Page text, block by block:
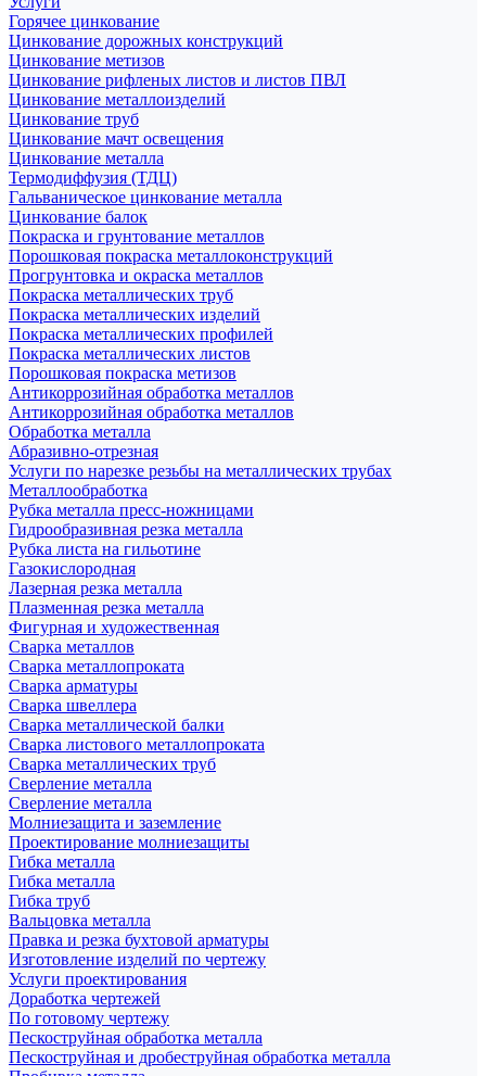
Горячее цинкование
Цинкование дорожных конструкций
Цинкование метизов
Цинкование рифленых листов и листов ПВЛ
Цинкование металлоизделий
Цинкование труб
Цинкование мачт освещения
Цинкование металла
Термодиффузия (ТДЦ)
Гальваническое цинкование металла
Цинкование балок
Покраска и грунтование металлов
Порошковая покраска металлоконструкций
Прогрунтовка и окраска металлов
Покраска металлических труб
Покраска металлических изделий
Покраска металлических профилей
Покраска металлических листов
Порошковая покраска метизов
Антикоррозийная обработка металлов
Антикоррозийная обработка металлов
Обработка металла
Абразивно-отрезная
Услуги по нарезке резьбы на металлических трубах
Металлообработка
Рубка металла пресс-ножницами
Гидрообразивная резка металла
Рубка листа на гильотине
Газокислородная
Лазерная резка металла
Плазменная резка металла
Фигурная и художественная
Сварка металлов
Сварка металлопроката
Сварка арматуры
Сварка швеллера
Сварка металлической балки
Сварка листового металлопроката
Сварка металлических труб
Сверление металла
Сверление металла
Молниезащита и заземление
Проектирование молниезащиты
Гибка металла
Гибка металла
Гибка труб
Вальцовка металла
Правка и резка бухтовой арматуры
Изготовление изделий по чертежу
Услуги проектирования
Доработка чертежей
По готовому чертежу
Пескоструйная обработка металла
Пескоструйная и дробеструйная обработка металла